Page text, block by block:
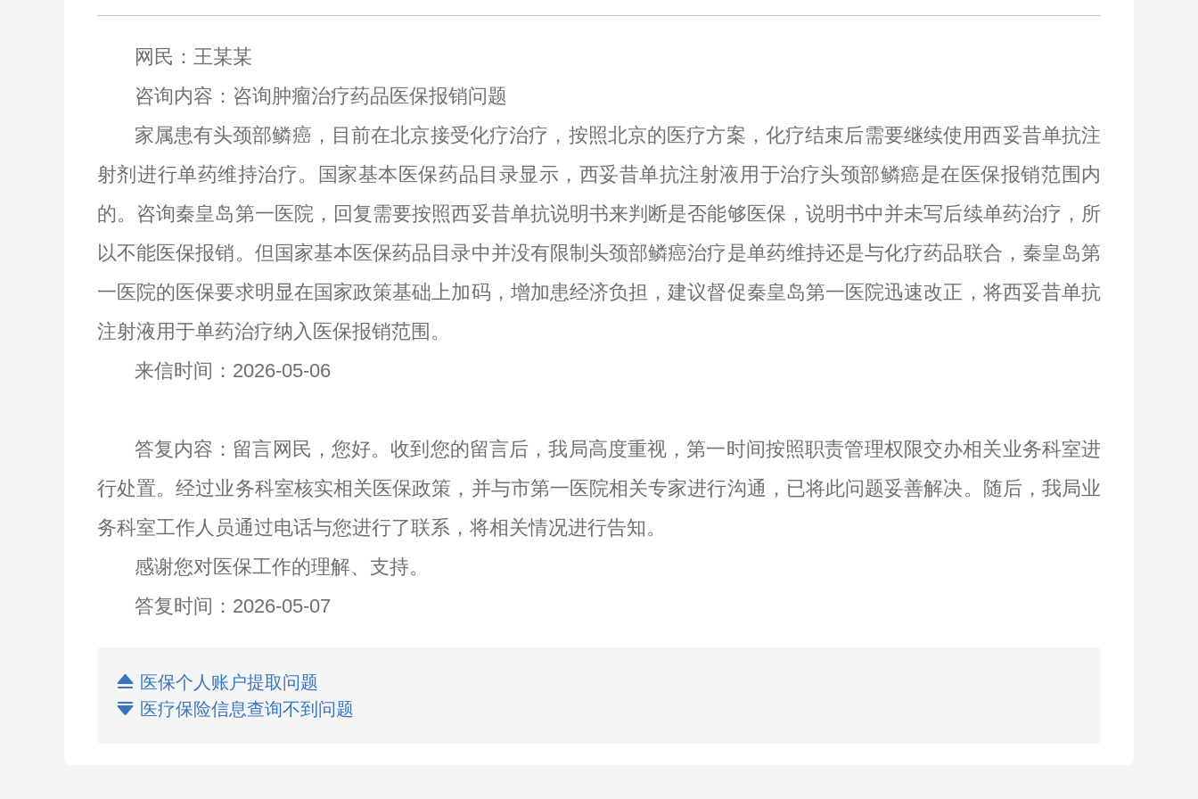
网民： 王某某
咨询内容： 咨询肿瘤治疗药品医保报销问题
家属患有头颈部鳞癌，目前在北京接受化疗治疗，按照北京的医疗方案，化疗结束后需要继续使用西妥昔单抗注
射剂进行单药维持治疗。国家基本医保药品目录显示，西妥昔单抗注射液用于治疗头颈部鳞癌是在医保报销范围内
的。咨询秦皇岛第一医院，回复需要按照西妥昔单抗说明书来判断是否能够医保，说明书中并未写后续单药治疗，所
以不能医保报销。但国家基本医保药品目录中并没有限制头颈部鳞癌治疗是单药维持还是与化疗药品联合，秦皇岛第
一医院的医保要求明显在国家政策基础上加码，增加患经济负担，建议督促秦皇岛第一医院迅速改正，将西妥昔单抗
注射液用于单药治疗纳入医保报销范围。
来信时间： 2026-05-06
答复内容： 留言网民，您好。收到您的留言后，我局高度重视，第一时间按照职责管理权限交办相关业务科室进
行处置。经过业务科室核实相关医保政策，并与市第一医院相关专家进行沟通，已将此问题妥善解决。随后，我局业
务科室工作人员通过电话与您进行了联系，将相关情况进行告知。
感谢您对医保工作的理解、支持。
答复时间： 2026-05-07
 医保个人账户提取问题
 医疗保险信息查询不到问题